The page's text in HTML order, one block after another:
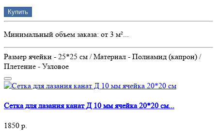
Купить
Минимальный объем заказа: от 3 м²...
Размер ячейки - 25*25 см / Материал - Полиамид (капрон) /
Плетение - Узловое
Сетка для лазания канат Д 10 мм ячейка 20*20 см...
1850 р.